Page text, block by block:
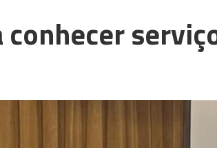
conhecer